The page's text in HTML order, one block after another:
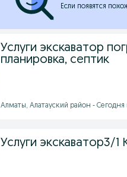
Если появятся
Услуги экскаватор
планировка, септик
Алматы, Алатауский район - Сегодня
Услуги экскаватор3/